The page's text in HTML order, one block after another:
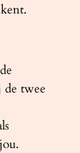
twee